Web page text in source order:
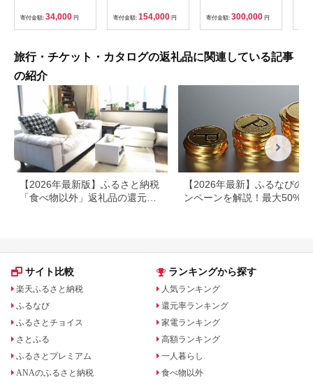
サウナ 大浴場 ボディ
ケア リラクゼーショ
ン 施設 宿泊 家族連れ
長野県 塩尻市
寄付金額: 34,000 円
券【平日限定】チケッ
ト 利用券 ペア 体験
乗馬 初心者歓迎〔P-
100〕
寄付金額: 154,000 円
日 祝日 プレー券 関東
群馬県 首都圏 F20E-
350
寄付金額: 300,000 円
旅行・チケット・カタログの返礼品に関連している記事
の紹介
【2026年最新版】ふるさと納税
「食べ物以外」返礼品の還元率
【2026年最新】ふるなびの
ンペーンを解説！最大50%還
サイト比較
楽天ふるさと納税
ふるなび
ふるさとチョイス
さとふる
ふるさとプレミアム
ANAのふるさと納税
ランキングから探す
人気ランキング
還元率ランキング
家電ランキング
高額ランキング
一人暮らし
食べ物以外